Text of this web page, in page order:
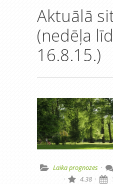
Aktuālā
(nedēļa
16.8.15.)
Laika prognozes ·
·
4.38 ·